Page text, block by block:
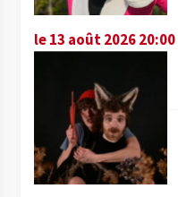
le 13 août 2026 20:00